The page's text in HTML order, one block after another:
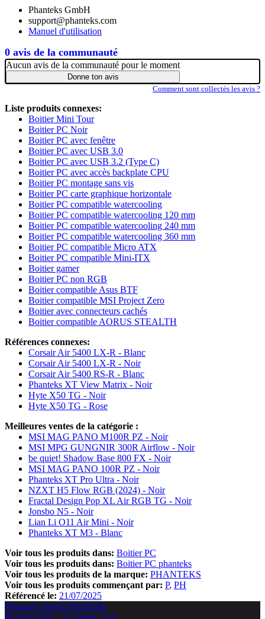
0 avis de la communauté
Phanteks GmbH
support@phanteks.com
Manuel d'utilisation
Aucun avis de la communauté pour le moment
Donne ton avis
Comment sont collectés les avis ?
Liste produits connexes:
Boitier Mini Tour
Boitier PC Noir
Boitier PC avec fenêtre
Boitier PC avec USB 3.0
Boitier PC avec USB 3.2 (Type C)
Boitier PC avec accès backplate CPU
Boitier PC montage sans vis
Boitier PC carte graphique horizontale
Boitier PC compatible watercooling
Boitier PC compatible watercooling 120 mm
Boitier PC compatible watercooling 240 mm
Boitier PC compatible watercooling 360 mm
Boitier PC compatible Micro ATX
Boitier PC compatible Mini-ITX
Boitier gamer
Boitier PC non RGB
Boitier compatible Asus BTF
Boitier compatible MSI Project Zero
Boitier avec connecteurs cachés
Boitier compatible AORUS STEALTH
Références connexes:
Corsair Air 5400 LX-R - Blanc
Corsair Air 5400 LX-R - Noir
Corsair Air 5400 RS-R - Blanc
Phanteks XT View Matrix - Noir
Hyte X50 TG - Noir
Hyte X50 TG - Rose
Meilleures ventes de la catégorie :
MSI MAG PANO M100R PZ - Noir
MSI MPG GUNGNIR 300R Airflow - Noir
be quiet! Shadow Base 800 FX - Noir
MSI MAG PANO 100R PZ - Noir
Phanteks XT Pro Ultra - Noir
NZXT H5 Flow RGB (2024) - Noir
Fractal Design Pop XL Air RGB TG - Noir
Jonsbo N5 - Noir
Lian Li O11 Air Mini - Noir
Phanteks XT M3 - Blanc
Voir tous les produits dans: Boitier PC
Voir tous les produits dans: Boitier PC phanteks
Voir tous les produits de la marque: PHANTEKS
Voir tous les produits commençant par: P PH
Référencé le: 21/07/2025
Pourquoi choisir TopAchat
Besoin d'aide ? Contacte nous